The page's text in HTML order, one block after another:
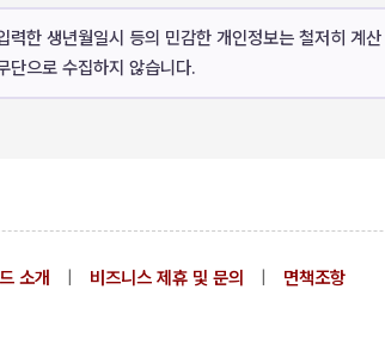
력한 생년월일시 등의 민감한 개인정보는 철저히 계
단으로 수집하지 않습니다.
소개 비즈니스 제휴 및 문의 면책조항